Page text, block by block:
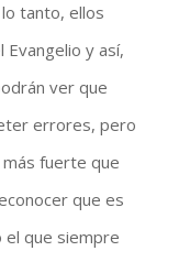
tanto, ellos
y así,
ver que
errores, pero
fuerte que
que es
que siempre